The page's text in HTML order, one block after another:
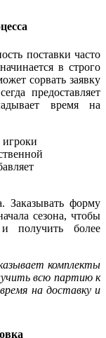
поставки часто
в строго
сорвать заявку
предоставляет
время на
Заказывать форму
сезона, чтобы
получить более
комплекты
всю партию к
на доставку и